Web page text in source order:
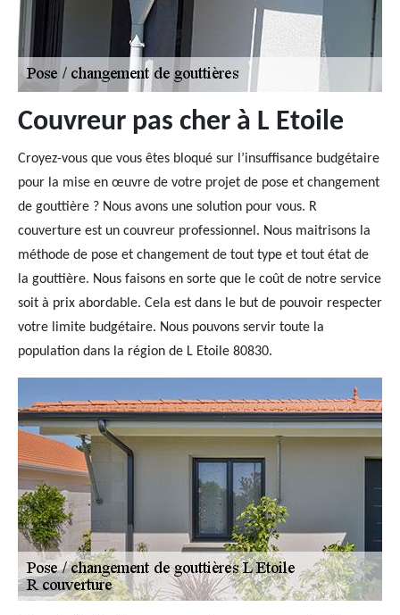
Couvreur pas cher à L Etoile
Croyez-vous que vous êtes bloqué sur l’insuffisance budgétaire
pour la mise en œuvre de votre projet de pose et changement
de gouttière ? Nous avons une solution pour vous. R
couverture est un couvreur professionnel. Nous maitrisons la
méthode de pose et changement de tout type et tout état de
la gouttière. Nous faisons en sorte que le coût de notre service
soit à prix abordable. Cela est dans le but de pouvoir respecter
votre limite budgétaire. Nous pouvons servir toute la
population dans la région de L Etoile 80830.